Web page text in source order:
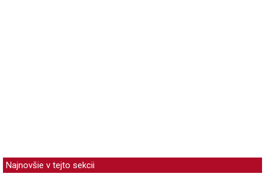
Najnovšie v tejto sekcii